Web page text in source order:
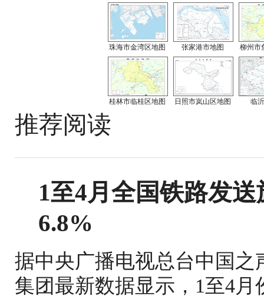
珠海市金湾区地图 张家港市地图 柳州市
桂林市临桂区地图 日照市岚山区地图 临
推荐阅读
1至4月全国铁路发
6.8%
据中央广播电视总台中国
集团最新数据显示，1至4月